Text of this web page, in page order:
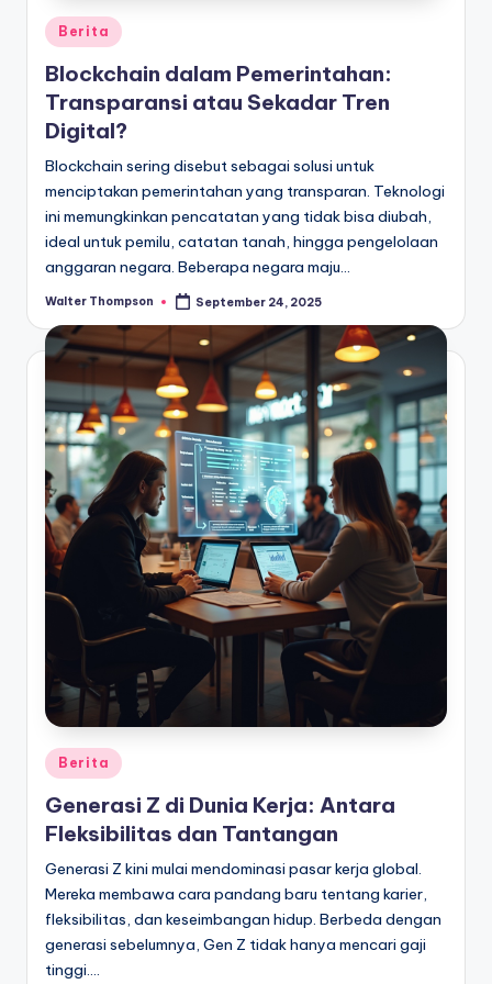
Posted
in
Berita
Blockchain dalam Pemerintahan:
Transparansi atau Sekadar Tren
Digital?
Blockchain sering disebut sebagai solusi untuk
menciptakan pemerintahan yang transparan. Teknologi
ini memungkinkan pencatatan yang tidak bisa diubah,
ideal untuk pemilu, catatan tanah, hingga pengelolaan
anggaran negara. Beberapa negara maju…
Posted
Walter Thompson September 24, 2025
Posted
in
Berita
Generasi Z di Dunia Kerja: Antara
Fleksibilitas dan Tantangan
Generasi Z kini mulai mendominasi pasar kerja global.
Mereka membawa cara pandang baru tentang karier,
fleksibilitas, dan keseimbangan hidup. Berbeda dengan
generasi sebelumnya, Gen Z tidak hanya mencari gaji
tinggi.…